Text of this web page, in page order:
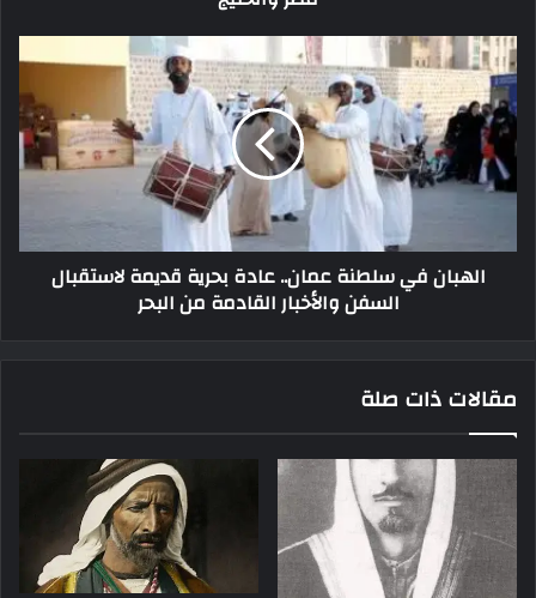
الهبان في سلطنة عمان.. عادة بحرية قديمة لاستقبال
السفن والأخبار القادمة من البحر
مقالات ذات صلة